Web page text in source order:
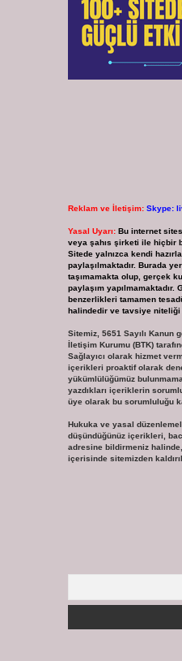
Reklam ve İletişim: Skype:
Yasal Uyarı: Bu internet
veya şahıs şirketi ile hiçbir
Sitede yalnızca kendi
paylaşılmaktadır. Burada
taşımamakta olup, gerçek
paylaşım
benzerlikleri tamamen
halindedir ve tavsiye niteliği
Sitemiz, 5651 Sayılı Kanun
İletişim Kurumu (BTK)
Sağlayıcı olarak hizmet
içerikleri proaktif olarak
yükümlülüğümüz
yazdıkları içeriklerin
üye olarak bu sorumluluğu
Hukuka ve yasal
düşündüğünüz içerikleri,
adresine bildirmeniz
içerisinde sitemizden